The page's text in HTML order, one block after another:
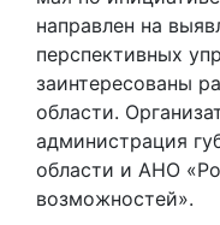
направлен на
перспективных
заинтересованы
области.
администрация
области и АНО
возможностей».